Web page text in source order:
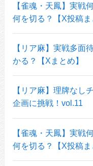
【雀魂・天鳳】実戦
何を切る？【X投稿ま
【リア麻】実戦多面
かる？【Xまとめ】
【リア麻】理牌なし
企画に挑戦！vol.11
【雀魂・天鳳】実戦
何を切る？【X投稿ま